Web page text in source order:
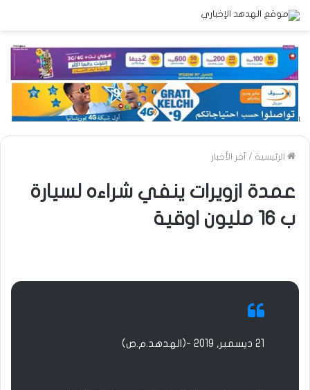
الرئيسية / آخر الأخبار
عمدة ازويرات ينفي شراءه لسيارة
ب 16 مليون اوقية
21 ديسمبر, 2019 -(الهدهد.م.ص)